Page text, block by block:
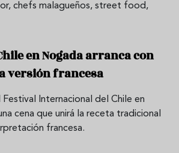
chefs malagueños, street food,
en Nogada arranca con
versión francesa
Internacional del Chile en
cena que unirá la receta tradicional
francesa.